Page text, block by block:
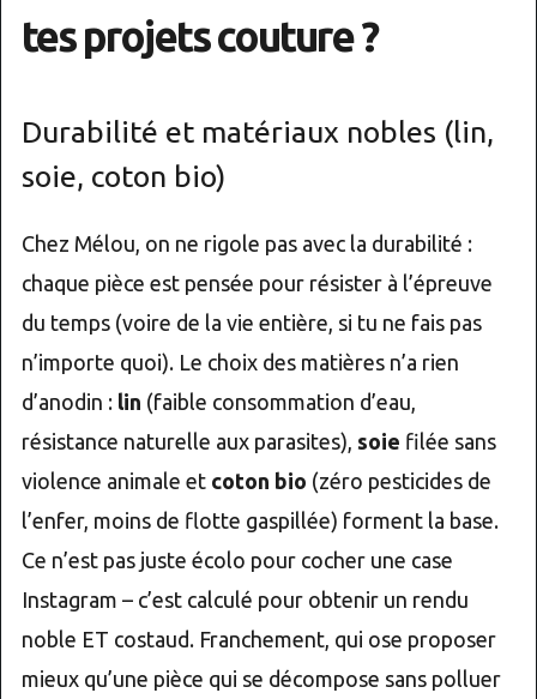
tes projets couture ?
Durabilité et matériaux nobles (lin,
soie, coton bio)
Chez Mélou, on ne rigole pas avec la durabilité :
chaque pièce est pensée pour résister à l’épreuve
du temps (voire de la vie entière, si tu ne fais pas
n’importe quoi). Le choix des matières n’a rien
d’anodin : lin (faible consommation d’eau,
résistance naturelle aux parasites), soie filée sans
violence animale et coton bio (zéro pesticides de
l’enfer, moins de flotte gaspillée) forment la base.
Ce n’est pas juste écolo pour cocher une case
Instagram – c’est calculé pour obtenir un rendu
noble ET costaud. Franchement, qui ose proposer
mieux qu’une pièce qui se décompose sans polluer